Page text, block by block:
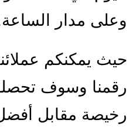
وعلى مدار
حيث يمكنكم
رقمنا وسوف
رخيصة مقابل